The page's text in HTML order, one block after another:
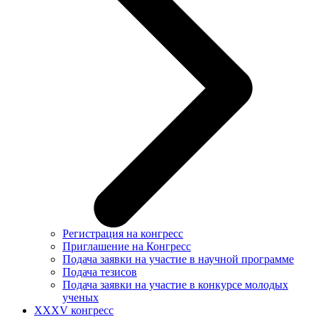
Регистрация на конгресс
Приглашение на Конгресс
Подача заявки на участие в научной программе
Подача тезисов
Подача заявки на участие в конкурсе молодых
ученых
XXXV конгресс